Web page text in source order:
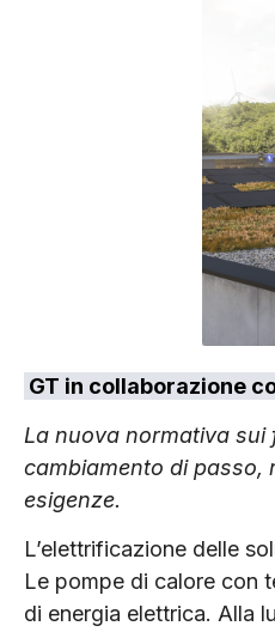
GT in collaborazione
La nuova normativa
cambiamento di passo,
esigenze.
L’elettrificazione delle
Le pompe di calore con
di energia elettrica. Alla